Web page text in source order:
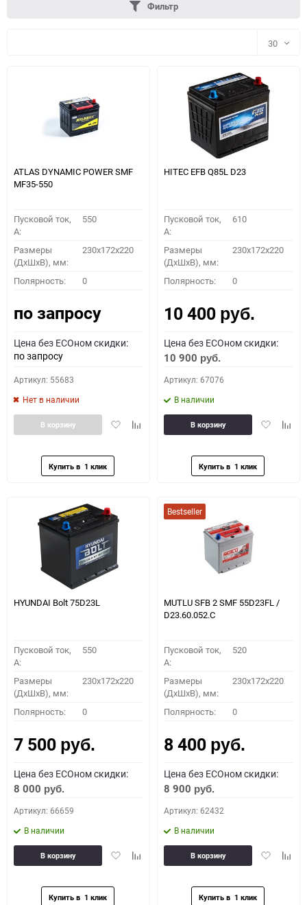
ПОДОБРАТЬ
Как определить полярность?
0 - обратная 1 - прямая 3 - обратная 4 - прямая
Фильтр
30
30
60
90
ATLAS DYNAMIC POWER SMF
MF35-550
Пусковой ток,
A:
550
Размеры
(ДхШхВ), мм:
230x172x220
Полярность: 0
по запросу
Цена без ECOном скидки:
по запросу
Артикул: 55683
Нет в наличии
ДобавитьДобавить
В корзину
HITEC EFB Q85L D23
Пусковой ток,
A:
610
Размеры
(ДхШхВ), мм:
230x172x220
Полярность: 0
10 400 руб.
Цена без ECOном скидки:
10 900 руб.
Артикул: 67076
В наличии
Добавить
В корзину
HYUNDAI Bolt 75D23L
Пусковой ток,
A:
550
Размеры
(ДхШхВ), мм:
230x172x220
Полярность: 0
7 500 руб.
Цена без ECOном скидки:
8 000 руб.
Артикул: 66659
В наличии
ДобавитьДобавить
В корзину
Bestseller
MUTLU SFB 2 SMF 55D23FL /
D23.60.052.C
Пусковой ток,
A:
520
Размеры
(ДхШхВ), мм:
230x172x220
Полярность: 0
8 400 руб.
Цена без ECOном скидки:
8 900 руб.
Артикул: 62432
В наличии
Добавить
В корзину